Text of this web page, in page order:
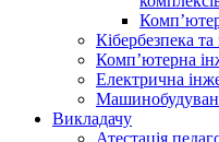
Кібербезпека та
Комп’ютерна
Електрична
Викладачу
Атестація